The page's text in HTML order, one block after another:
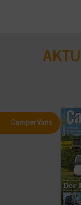
CamperVans